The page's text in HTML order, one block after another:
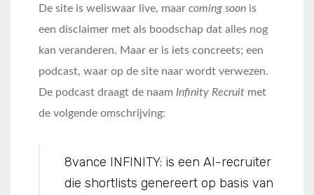
De site is weliswaar live, maar coming soon is
een disclaimer met als boodschap dat alles nog
kan veranderen. Maar er is iets concreets; een
podcast, waar op de site naar wordt verwezen.
De podcast draagt de naam Infinity Recruit met
de volgende omschrijving:
8vance INFINITY: is een AI-recruiter
die shortlists genereert op basis van